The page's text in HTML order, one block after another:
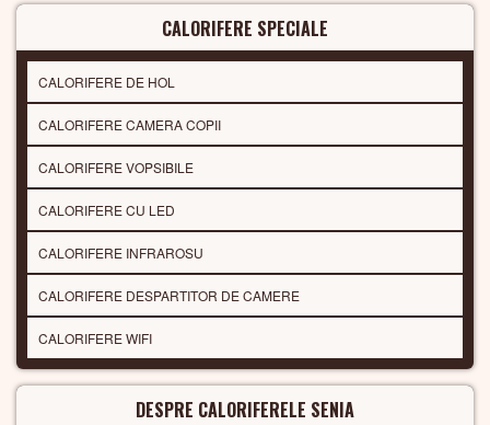
CALORIFERE SPECIALE
CALORIFERE DE HOL
CALORIFERE CAMERA COPII
CALORIFERE VOPSIBILE
CALORIFERE CU LED
CALORIFERE INFRAROSU
CALORIFERE DESPARTITOR DE CAMERE
CALORIFERE WIFI
DESPRE CALORIFERELE SENIA